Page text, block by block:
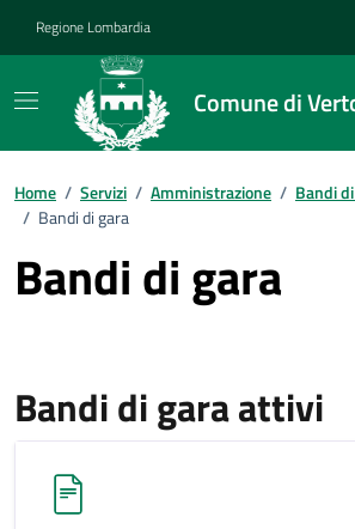
Regione Lombardia
Comune di
Home / Servizi / Amministrazione / Bandi
/ Bandi di gara
Bandi di gara
Bandi di gara attivi